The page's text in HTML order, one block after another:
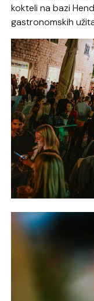
kokteli na bazi
gastronomskih